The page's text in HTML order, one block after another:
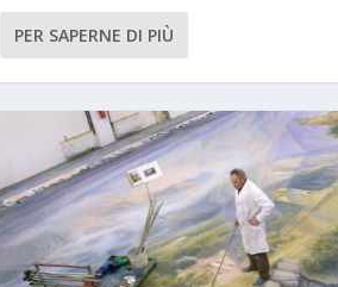
PER SAPERNE DI PIÙ